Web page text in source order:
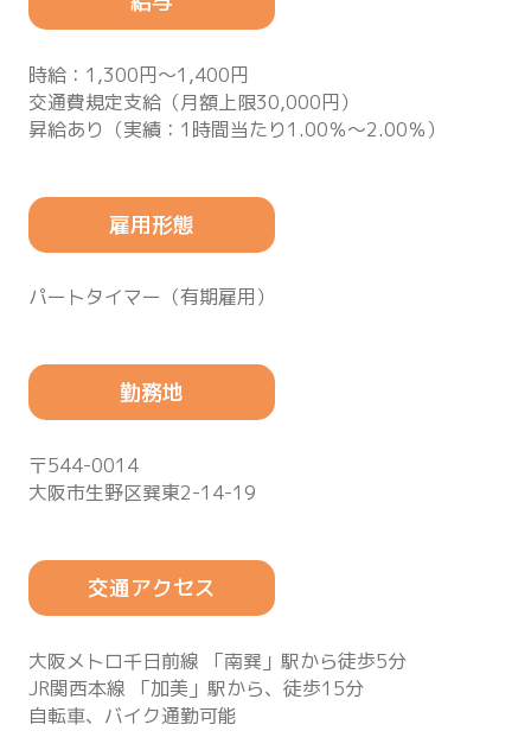
時給：1,300円～1,400円
交通費規定支給（月額上限30,000円）
昇給あり（実績：1時間当たり1.00％～2.00％）
雇用形態
パートタイマー（有期雇用）
勤務地
〒544-0014
大阪市生野区巽東2-14-19
交通アクセス
大阪メトロ千日前線 「南巽」駅から徒歩5分
JR関西本線 「加美」駅から、徒歩15分
自転車、バイク通勤可能